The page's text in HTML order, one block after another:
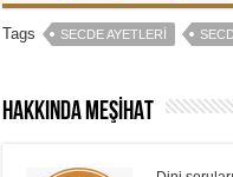
Tags SECDE AYETLERI
Hakkında MEŞİHAT